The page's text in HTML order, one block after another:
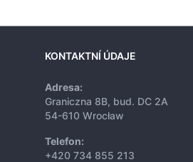
KONTAKTNÍ ÚDAJE
Adresa:
Graniczna 8B, bud. DC 2A
54-610 Wrocław
Telefon:
+420 734 855 213